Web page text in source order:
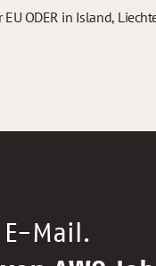
ODER in Island,
E-Mail.